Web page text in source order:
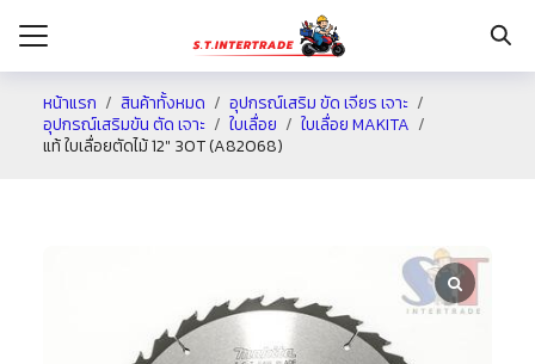
หน้าแรก สินค้าทั้งหมด
อุปกรณ์เสริม ขัด เจียร เจาะ
อุปกรณ์เสริมขัน ตัด เจาะ
ใบเลื่อย
ใบเลื่อย MAKITA
แท้ ใบเลื่อยตัดไม้ 12″ 30T (A82068)